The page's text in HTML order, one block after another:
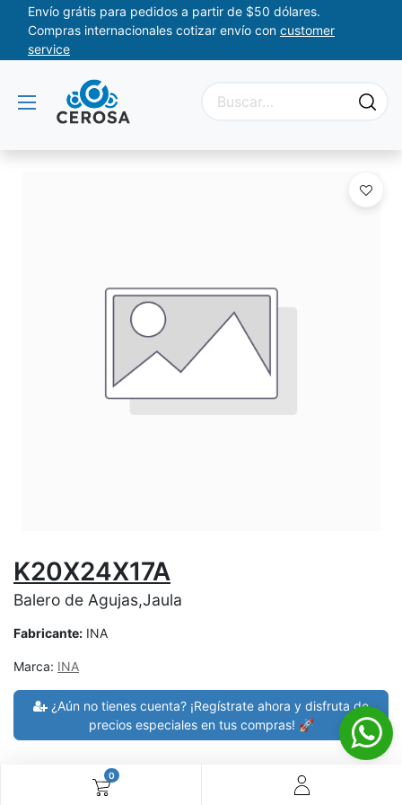
0
Envío grátis para pedidos a partir de $50 dólares.
Compras internacionales cotizar envío con customer
service
K20X24X17A
Balero de Agujas,Jaula
Fabricante: INA
Marca: INA
¿Aún no tienes cuenta? ¡Regístrate ahora y disfruta de
precios especiales en tus compras! 🚀
30 días de devolución